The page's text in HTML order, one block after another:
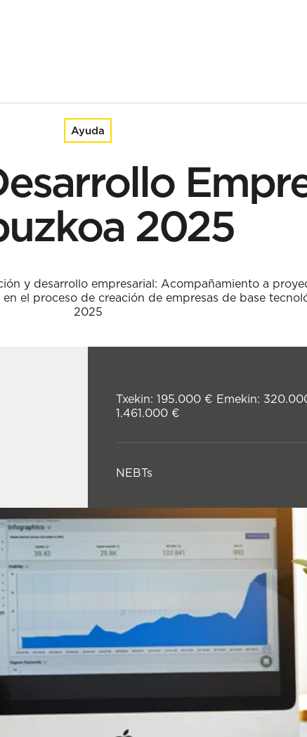
Ayuda
2025
y desarrollo empresarial: Acompañamiento a
el proceso de creación de empresas de base
2025
Txekin: 195.000 € Emekin:
1.461.000 €
NEBTs